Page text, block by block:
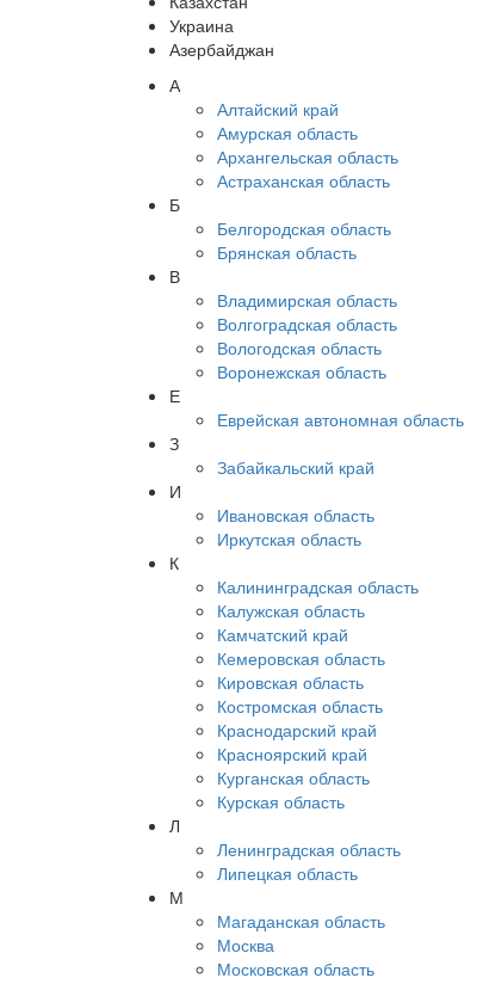
Украина
Азербайджан
А
Алтайский край
Амурская область
Архангельская область
Астраханская область
Б
Белгородская область
Брянская область
В
Владимирская область
Волгоградская область
Вологодская область
Воронежская область
Е
Еврейская автономная область
З
Забайкальский край
И
Ивановская область
Иркутская область
К
Калининградская область
Калужская область
Камчатский край
Кемеровская область
Кировская область
Костромская область
Краснодарский край
Красноярский край
Курганская область
Курская область
Л
Ленинградская область
Липецкая область
М
Магаданская область
Москва
Московская область